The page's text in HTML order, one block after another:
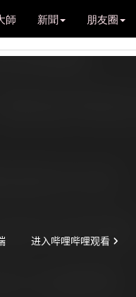
師 新聞 朋友圈